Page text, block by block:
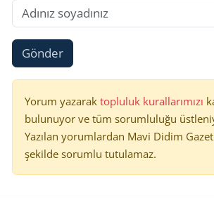
Gönder
Yorum yazarak topluluk kurallarımızı
bulunuyor ve tüm sorumluluğu
Yazılan yorumlardan Mavi Didim
şekilde sorumlu tutulamaz.